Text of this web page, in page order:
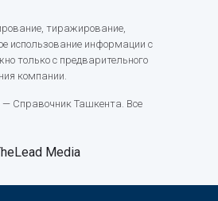
тиражирование,
использование информации с
только с предварительного
компании.
— Справочник Ташкента. Все
Media